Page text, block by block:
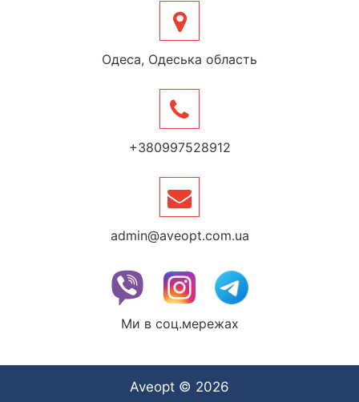
Одеса, Одеська область
+380997528912
admin@aveopt.com.ua
Ми в соц.мережах
Aveopt © 2026